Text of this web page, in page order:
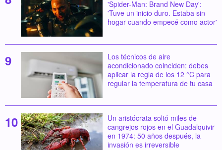
'Spider-Man: Brand New Day':
'Tuve un inicio duro. Estaba sin
hogar cuando empecé como actor'
Los técnicos de aire
acondicionado coinciden: debes
aplicar la regla de los 12 °C para
regular la temperatura de tu casa
Un aristócrata soltó miles de
cangrejos rojos en el Guadalquivir
en 1974: 50 años después, la
invasión es irreversible